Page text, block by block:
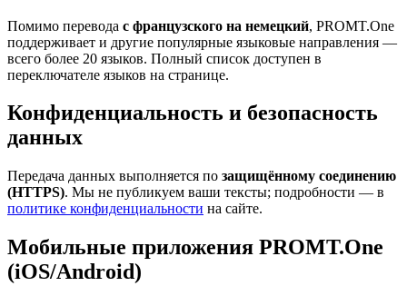
Помимо перевода с французского на немецкий, PROMT.One
поддерживает и другие популярные языковые направления —
всего более 20 языков. Полный список доступен в
переключателе языков на странице.
Конфиденциальность и безопасность
данных
Передача данных выполняется по защищённому соединению
(HTTPS). Мы не публикуем ваши тексты; подробности — в
политике конфиденциальности на сайте.
Мобильные приложения PROMT.One
(iOS/Android)